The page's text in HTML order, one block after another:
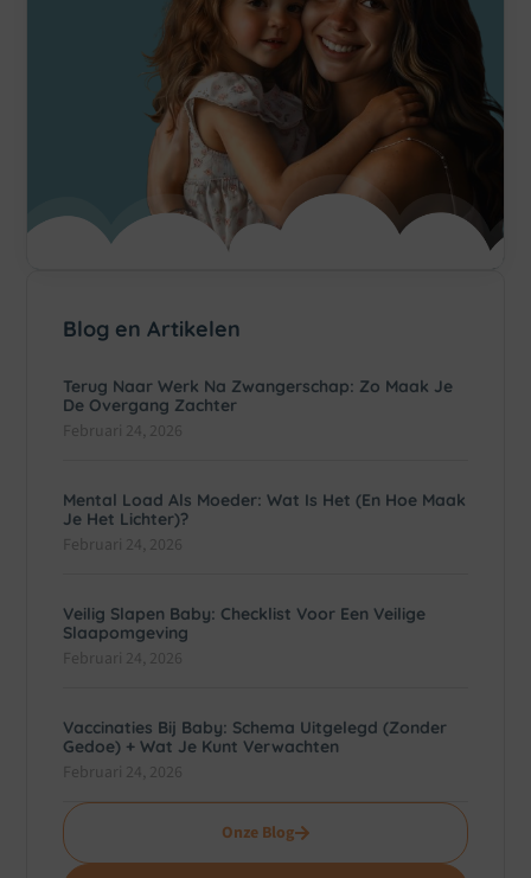
Blog en Artikelen
Terug Naar Werk Na Zwangerschap: Zo Maak Je
De Overgang Zachter
Februari 24, 2026
Mental Load Als Moeder: Wat Is Het (en Hoe Maak
Je Het Lichter)?
Februari 24, 2026
Veilig Slapen Baby: Checklist Voor Een Veilige
Slaapomgeving
Februari 24, 2026
Vaccinaties Bij Baby: Schema Uitgelegd (zonder
Gedoe) + Wat Je Kunt Verwachten
Februari 24, 2026
Onze Blog